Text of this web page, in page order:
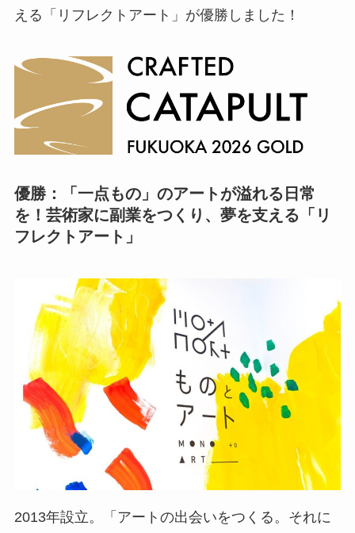
える「リフレクトアート」が優勝しました！
優勝：「一点もの」のアートが溢れる日常
を！芸術家に副業をつくり、夢を支える「リ
フレクトアート」
2013年設立。「アートの出会いをつくる。それに